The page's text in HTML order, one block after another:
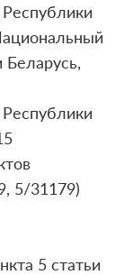
Беларусь,
5/31179)
5 статьи